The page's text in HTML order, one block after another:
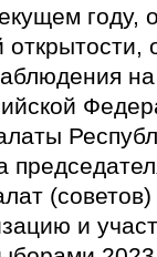
году,
и